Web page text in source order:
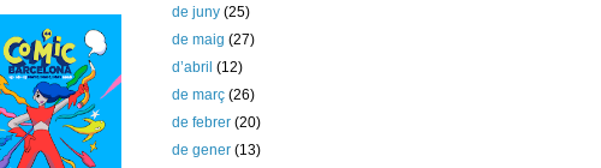
de juny(25)
de maig(27)
d’abril(12)
de març(26)
de febrer(20)
de gener(13)